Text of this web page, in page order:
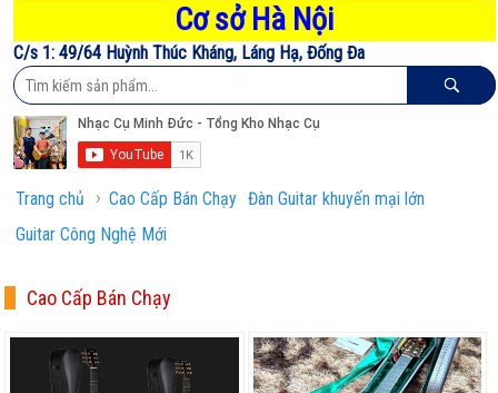
Cơ sở Hà Nội
C/s 1: 49/64 Huỳnh Thúc Kháng, Láng Hạ, Đống Đa
Trang chủ › Cao Cấp Bán Chạy Đàn Guitar khuyến mại lớn
Guitar Công Nghệ Mới
Cao Cấp Bán Chạy